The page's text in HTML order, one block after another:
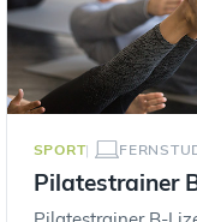
SPORT
Pilatestrainer